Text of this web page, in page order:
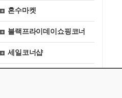
혼수마켓
블랙프라이데이쇼핑코너
세일코너샵